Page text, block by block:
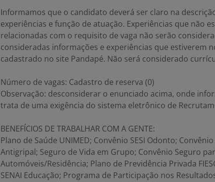
Informamos que o candidato deverá ser claro na
experiências e função de atuação. Experiências que não
relacionadas com o requisito de vaga não serão
consideradas informações e experiências que estiverem
cadastrado no site Pandapé. Não será considerado
Número de vagas: Cadastro de reserva (0)
Observação: desconsiderar o enunciado acima, onde
trata de uma exigência do sistema eletrônico de
BENEFÍCIOS DE TRABALHAR COM A GENTE:
Plano de Saúde UNIMED; Convênio SESI Odonto; Convênio
Antigripal; Seguro de Vida em Grupo; Convênio Seguro
Automóveis/Residência; Plano de Previdência Privada
SENAI Educação; Programa de Participação nos